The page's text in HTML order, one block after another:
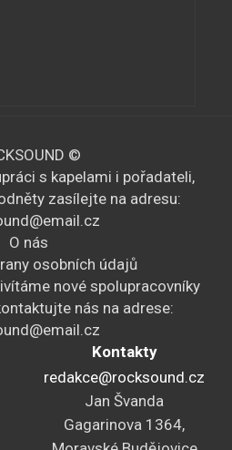
©
s kapelami i pořadateli,
zasílejte na adresu:
O nás
osobních údajů
nové spolupracovníky
nás na adrese:
Kontakty
redakce@rocksound.cz
Jan Švanda
Gagarinova 1364,